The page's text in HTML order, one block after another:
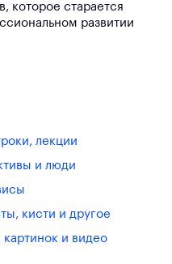
которое старается
развитии
лекции
и люди
кисти и другое
картинок и видео